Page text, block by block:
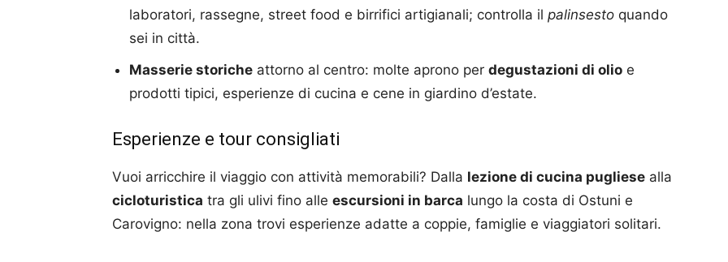
laboratori, rassegne, street food e birrifici artigianali; controlla il palinsesto quando
sei in città.
Masserie storiche attorno al centro: molte aprono per degustazioni di olio e
prodotti tipici, esperienze di cucina e cene in giardino d’estate.
Esperienze e tour consigliati
Vuoi arricchire il viaggio con attività memorabili? Dalla lezione di cucina pugliese alla
cicloturistica tra gli ulivi fino alle escursioni in barca lungo la costa di Ostuni e
Carovigno: nella zona trovi esperienze adatte a coppie, famiglie e viaggiatori solitari.